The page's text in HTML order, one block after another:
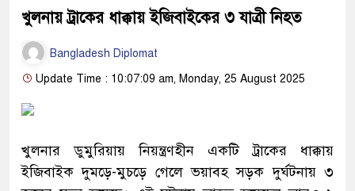
খুলনায় ট্রাকের ধাক্কায় ইজিবাইকের ৩ যাত্রী নিহত
Bangladesh Diplomat
Update Time : 10:07:09 am, Monday, 25 August 2025
খুলনার ডুমুরিয়ায় নিয়ন্ত্রণহীন একটি ট্রাকের ধাক্কায়
ইজিবাইক দুমড়ে-মুচড়ে গেলে ভয়াবহ সড়ক দুর্ঘটনায় ৩